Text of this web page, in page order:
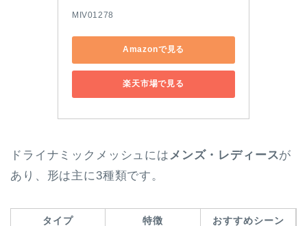
MIV01278
Amazonで見る
楽天市場で見る
ドライナミックメッシュには メンズ・レディースが
あり、形は主に3種類です。
タイプ 特徴 おすすめシーン